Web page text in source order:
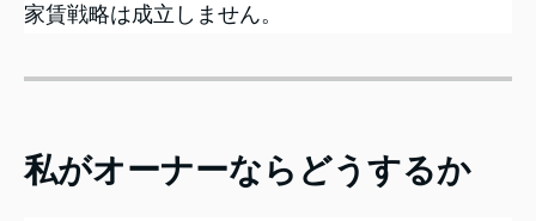
家賃戦略は成立しません。
私がオーナーならどうするか